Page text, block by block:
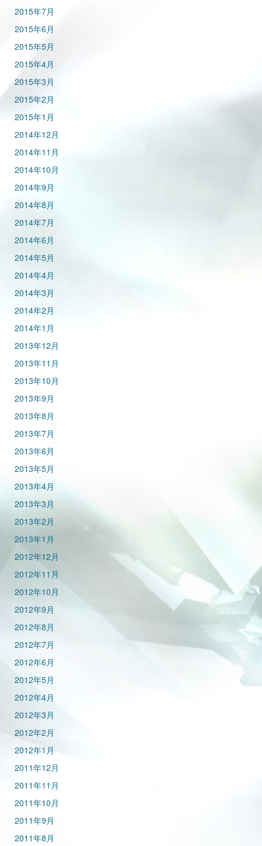
2015年7月
2015年6月
2015年5月
2015年4月
2015年3月
2015年2月
2015年1月
2014年12月
2014年11月
2014年10月
2014年9月
2014年8月
2014年7月
2014年6月
2014年5月
2014年4月
2014年3月
2014年2月
2014年1月
2013年12月
2013年11月
2013年10月
2013年9月
2013年8月
2013年7月
2013年6月
2013年5月
2013年4月
2013年3月
2013年2月
2013年1月
2012年12月
2012年11月
2012年10月
2012年9月
2012年8月
2012年7月
2012年6月
2012年5月
2012年4月
2012年3月
2012年2月
2012年1月
2011年12月
2011年11月
2011年10月
2011年9月
2011年8月